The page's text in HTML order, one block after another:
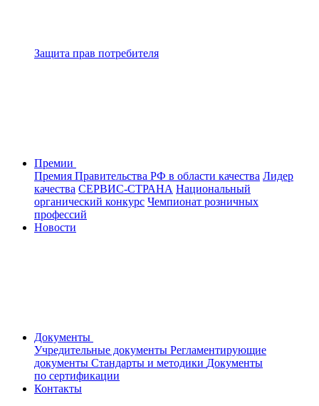
Защита прав потребителя
Премии
Премия Правительства РФ в области качества Лидер
качества СЕРВИС-СТРАНА Национальный
органический конкурс Чемпионат розничных
профессий
Новости
Документы
Учредительные документы Регламентирующие
документы Стандарты и методики Документы
по сертификации
Контакты